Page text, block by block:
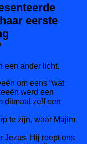
eerste
een ander licht.
om eens “wat
werd een
ditmaal zelf een
te zijn, waar Majim
Jezus. Hij roept ons